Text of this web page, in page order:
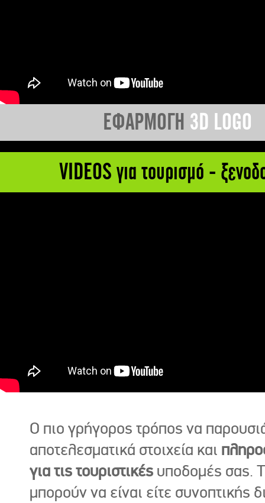
ΕΦΑΡΜΟΓΗ 3D LOGO
VIDEOS για τουρισμό -
Ο πιο γρήγορος τρόπος να
αποτελεσματικά στοιχεία και
για τις τουριστικές υποδομές σας.
μπορούν να είναι είτε συνοπτικής